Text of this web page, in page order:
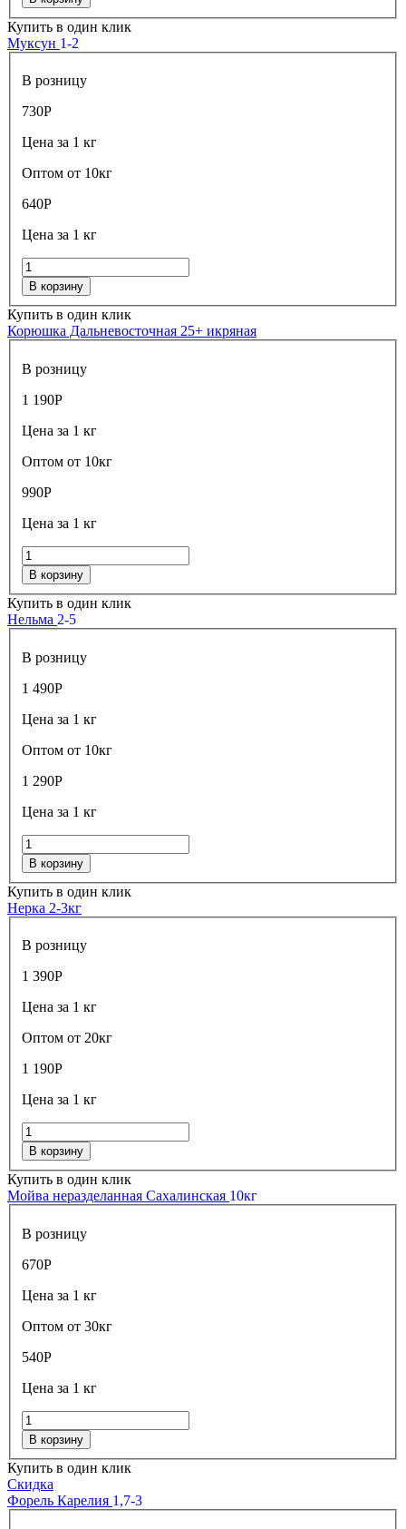
Купить в один клик
Муксун 1-2
В розницу
730Р
Цена за 1 кг
Оптом от 10кг
640Р
Цена за 1 кг
В корзину
Купить в один клик
Корюшка Дальневосточная 25+ икряная
В розницу
1 190Р
Цена за 1 кг
Оптом от 10кг
990Р
Цена за 1 кг
В корзину
Купить в один клик
Нельма 2-5
В розницу
1 490Р
Цена за 1 кг
Оптом от 10кг
1 290Р
Цена за 1 кг
В корзину
Купить в один клик
Нерка 2-3кг
В розницу
1 390Р
Цена за 1 кг
Оптом от 20кг
1 190Р
Цена за 1 кг
В корзину
Купить в один клик
Мойва неразделанная Сахалинская 10кг
В розницу
670Р
Цена за 1 кг
Оптом от 30кг
540Р
Цена за 1 кг
В корзину
Купить в один клик
Скидка
Форель Карелия 1,7-3